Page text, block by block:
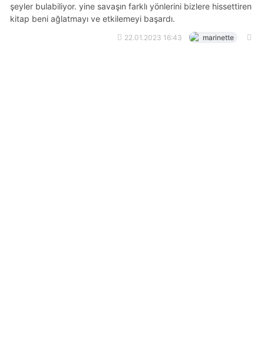
şeyler bulabiliyor. yine savaşın farklı yönlerini bizlere hissettiren
kitap beni ağlatmayı ve etkilemeyi başardı.
22.01.2023 16:43 marinette